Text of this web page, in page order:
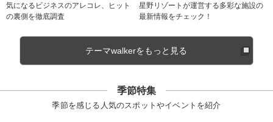
気になるビジネスのアレコレ、ヒット
の裏側を徹底調査
星野リゾートが運営する多彩な施設の
最新情報をチェック！
テーマwalkerをもっと見る
季節特集
季節を感じる人気のスポットやイベントを紹介